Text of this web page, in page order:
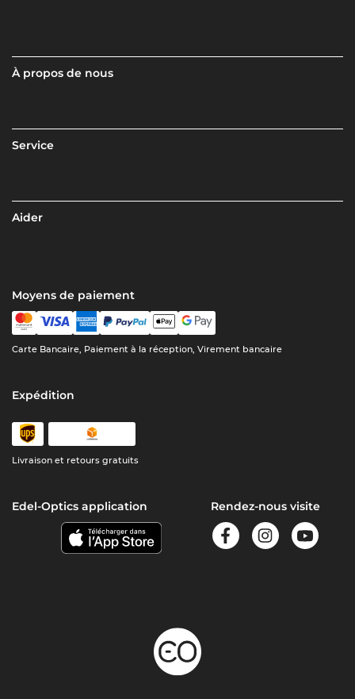
À propos de nous
Service
Aider
Moyens de paiement
Carte Bancaire, Paiement à la réception, Virement bancaire
Expédition
Livraison et retours gratuits
Edel-Optics application Rendez-nous visite